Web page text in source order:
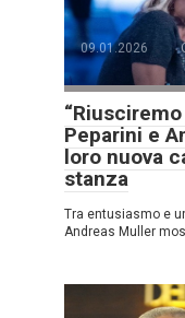
09.01.2026
Peparini e
loro nuova
stanza
Tra entusiasmo e
Andreas Muller